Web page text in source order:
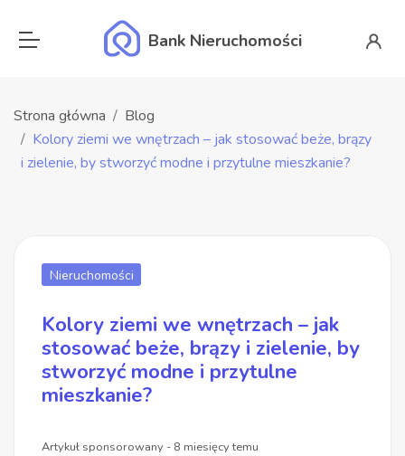
Bank Nieruchomości
Strona główna
Blog
Kolory ziemi we wnętrzach – jak stosować beże, brązy
i zielenie, by stworzyć modne i przytulne mieszkanie?
Nieruchomości
Kolory ziemi we wnętrzach – jak
stosować beże, brązy i zielenie, by
stworzyć modne i przytulne
mieszkanie?
Artykuł sponsorowany - 8 miesięcy temu